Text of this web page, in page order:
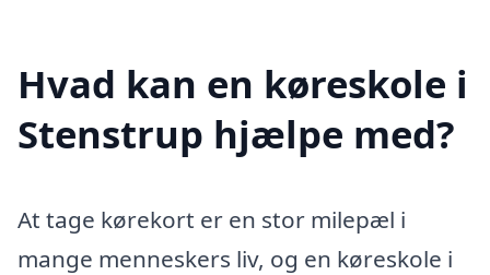
Hvad kan en køreskole i
Stenstrup hjælpe med?
At tage kørekort er en stor milepæl i
mange menneskers liv, og en køreskole i